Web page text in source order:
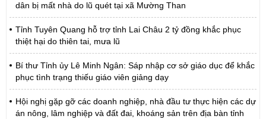
dân bị mất nhà do lũ quét tại xã Mường Than
Tỉnh Tuyên Quang hỗ trợ tỉnh Lai Châu 2 tỷ đồng khắc phục
thiệt hại do thiên tai, mưa lũ
Bí thư Tỉnh ủy Lê Minh Ngân: Sáp nhập cơ sở giáo dục để khắc
phục tình trạng thiếu giáo viên giảng dạy
Hội nghị gặp gỡ các doanh nghiệp, nhà đầu tư thực hiện các dự
án nông, lâm nghiệp và đất đai, khoáng sản trên địa bàn tỉnh